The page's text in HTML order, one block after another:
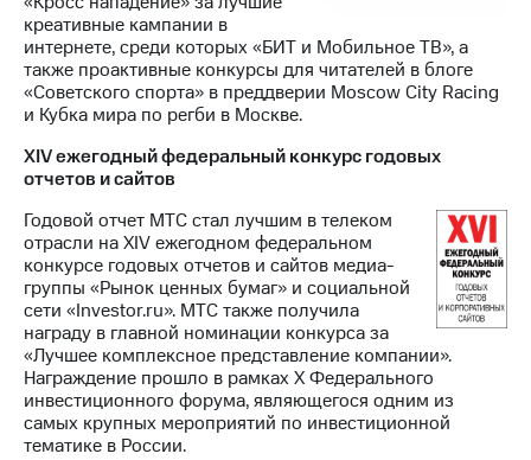
креативные кампании в
интернете, среди которых «БИТ и Мобильное ТВ», а
также проактивные конкурсы для читателей в блоге
«Советского спорта» в преддверии Moscow City Racing
и Кубка мира по регби в Москве.
XIV ежегодный федеральный конкурс годовых
отчетов и сайтов
Годовой отчет МТС стал лучшим в телеком
отрасли на XIV ежегодном федеральном
конкурсе годовых отчетов и сайтов медиа-
группы «Рынок ценных бумаг» и социальной
сети «Investor.ru». МТС также получила
награду в главной номинации конкурса за
«Лучшее комплексное представление компании».
Награждение прошло в рамках Х Федерального
инвестиционного форума, являющегося одним из
самых крупных мероприятий по инвестиционной
тематике в России.